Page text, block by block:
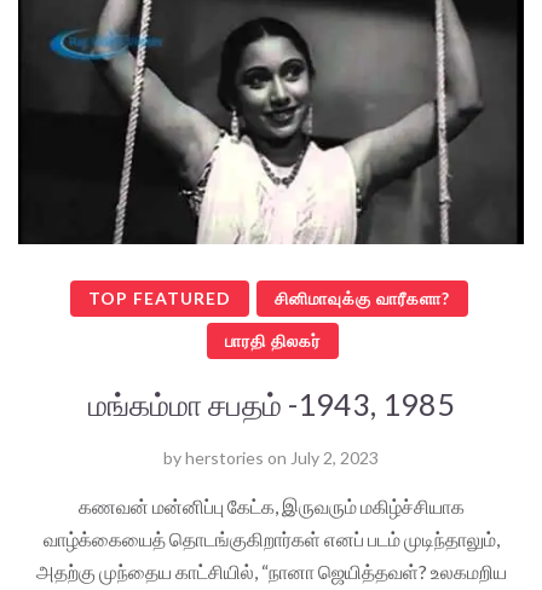
TOP FEATURED சினிமாவுக்கு வாரீகளா?
பாரதி திலகர்
மங்கம்மா சபதம் -1943, 1985
byherstories on July 2, 2023
கணவன் மன்னிப்பு கேட்க, இருவரும் மகிழ்ச்சியாக
வாழ்க்கையைத் தொடங்குகிறார்கள் எனப் படம் முடிந்தாலும்,
அதற்கு முந்தைய காட்சியில், “நானா ஜெயித்தவள்? உலகமறிய